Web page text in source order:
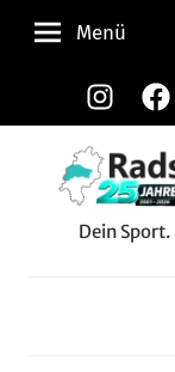
Zum
Inhalt
Instagram
Menü
Dein